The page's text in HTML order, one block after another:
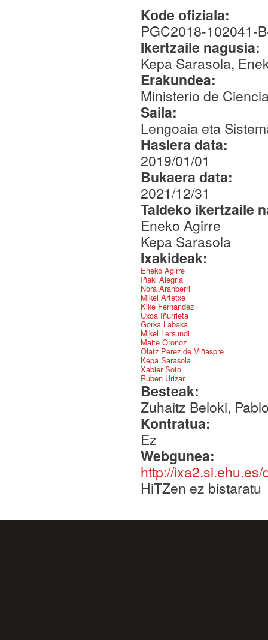
Kode ofiziala:
PGC2018-102041-
Ikertzaile nagusia:
Kepa Sarasola,
Erakundea:
Ministerio de
Saila:
Lengoaia eta
Hasiera data:
2019/01/01
Bukaera data:
2021/12/31
Taldeko ikertzaile
Eneko Agirre
Kepa Sarasola
Ixakideak:
Eneko Agirre
Iñaki Alegria
Nora Aranberri
Mikel Artetxe
Kike Fernandez
Uxoa Iñurrieta
Gorka Labaka
Mikel Lersundi
Maite Oronoz
Olatz Perez de Viñaspre
Kepa Sarasola
Xabier Soto
Ruben Urizar
Besteak:
Zuhaitz Beloki,
Kontratua:
Ez
Webgunea:
http://ixa2.si.ehu.es/
HiTZen ez bistaratu